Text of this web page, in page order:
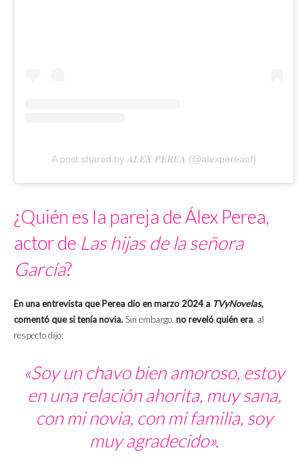
A post shared by 𝑨𝑳𝑬𝑿 𝑷𝑬𝑹𝑬𝑨 (@alexpereaof)
¿Quién es la pareja de Álex Perea,
actor de Las hijas de la señora
García?
En una entrevista que Perea dio en marzo 2024 a TVyNovelas,
comentó que sí tenía novia. Sin embargo, no reveló quién era , al
respecto dijo:
«Soy un chavo bien amoroso, estoy
en una relación ahorita, muy sana,
con mi novia, con mi familia, soy
muy agradecido».